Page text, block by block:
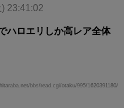
23:41:02
ハロエリしか高レア全体
bbs/read.cgi/otaku/995/1620391180/